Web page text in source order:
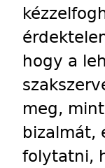
hogy a
meg,
bizalmát,
folytatni,